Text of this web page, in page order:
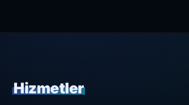
Hizmetler